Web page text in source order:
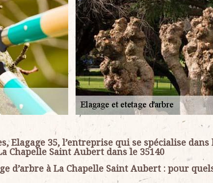
Elagage 35, l’entreprise qui se spécialise dans
Chapelle Saint Aubert dans le 35140
d’arbre à La Chapelle Saint Aubert : pour